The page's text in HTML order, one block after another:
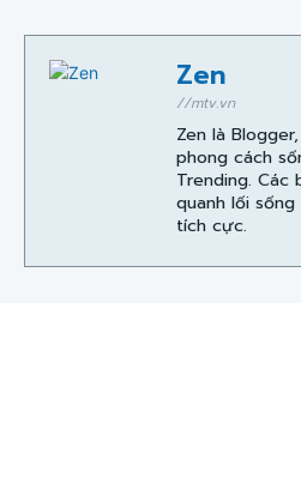
Zen
//mtv.vn
Zen là
phong cách
Trending. Các
quanh lối
tích cực.